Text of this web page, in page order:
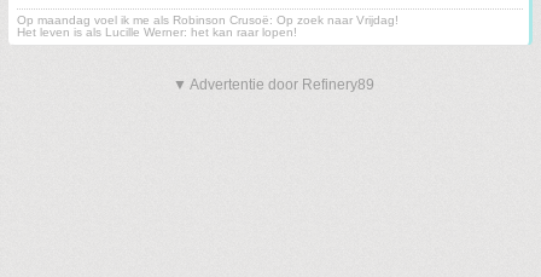
Op maandag voel ik me als Robinson Crusoë: Op zoek naar Vrijdag!
Het leven is als Lucille Werner: het kan raar lopen!
▼ Advertentie door Refinery89